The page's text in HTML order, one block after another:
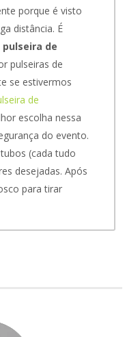
porque é visto
distância. É
pulseira de
pulseiras de
se estivermos
de
escolha nessa
do evento.
(cada tudo
desejadas. Após
para tirar